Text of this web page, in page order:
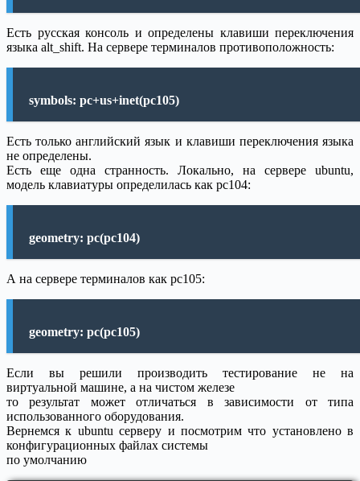
Есть русская консоль и определены клавиши переключения
языка alt_shift. На сервере терминалов противоположность:
symbols: pc+us+inet(pc105)
Есть только английский язык и клавиши переключения языка
не определены.
Есть еще одна странность. Локально, на сервере ubuntu,
модель клавиатуры определилась как pc104:
geometry: pc(pc104)
А на сервере терминалов как pc105:
geometry: pc(pc105)
Если вы решили производить тестирование не на
виртуальной машине, а на чистом железе
то результат может отличаться в зависимости от типа
использованного оборудования.
Вернемся к ubuntu серверу и посмотрим что установлено в
конфигурационных файлах системы
по умолчанию